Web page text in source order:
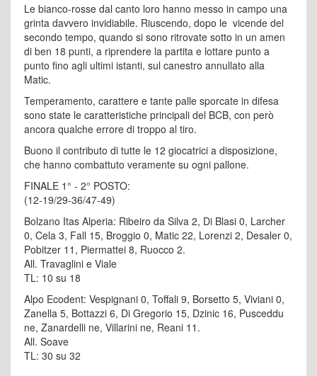
Le bianco-rosse dal canto loro hanno messo in campo una
grinta davvero invidiabile. Riuscendo, dopo le vicende del
secondo tempo, quando si sono ritrovate sotto in un amen
di ben 18 punti, a riprendere la partita e lottare punto a
punto fino agli ultimi istanti, sul canestro annullato alla
Matic.
Temperamento, carattere e tante palle sporcate in difesa
sono state le caratteristiche principali del BCB, con però
ancora qualche errore di troppo al tiro.
Buono il contributo di tutte le 12 giocatrici a disposizione,
che hanno combattuto veramente su ogni pallone.
FINALE 1° - 2° POSTO:
(12-19/29-36/47-49)
Bolzano Itas Alperia: Ribeiro da Silva 2, Di Blasi 0, Larcher
0, Cela 3, Fall 15, Broggio 0, Matic 22, Lorenzi 2, Desaler 0,
Pobitzer 11, Piermattei 8, Ruocco 2.
All. Travaglini e Viale
TL: 10 su 18
Alpo Ecodent: Vespignani 0, Toffali 9, Borsetto 5, Viviani 0,
Zanella 5, Bottazzi 6, Di Gregorio 15, Dzinic 16, Pusceddu
ne, Zanardelli ne, Villarini ne, Reani 11.
All. Soave
TL: 30 su 32